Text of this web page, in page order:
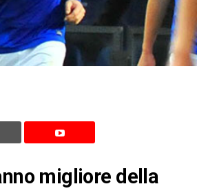
migliore della